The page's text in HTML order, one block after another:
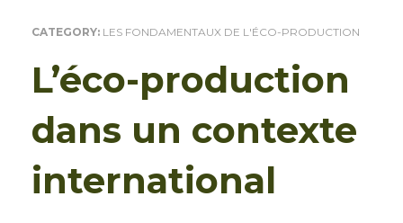
CATEGORY: LES FONDAMENTAUX DE L'ÉCO-PRODUCTION
L’éco-production
dans un contexte
international